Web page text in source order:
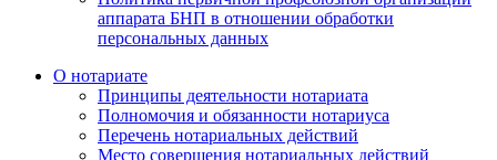
аппарата БНП в отношении обработки
персональных данных
О нотариате
Принципы деятельности нотариата
Полномочия и обязанности нотариуса
Перечень нотариальных действий
Место совершения нотариальных действий